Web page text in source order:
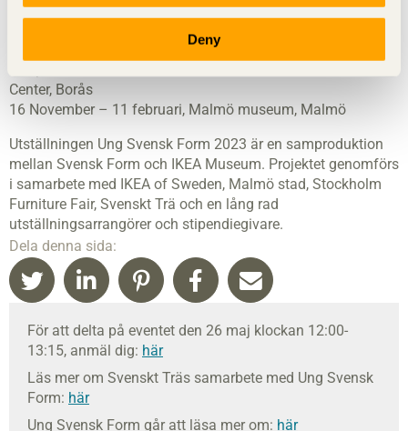
Deny
7 – 11 februari, Stockholm Furniture Fair / Greenhouse
2 mars – 16 april, IKEA Museum, Älmhult
26 maj – 4 juni, Sara kulturhus, Skellefteå
Center, Borås
16 November – 11 februari, Malmö museum, Malmö
Utställningen Ung Svensk Form 2023 är en samproduktion
mellan Svensk Form och IKEA Museum. Projektet genomförs
i samarbete med IKEA of Sweden, Malmö stad, Stockholm
Furniture Fair, Svenskt Trä och en lång rad
utställningsarrangörer och stipendiegivare.
Dela denna sida:
För att delta på eventet den 26 maj klockan 12:00-
13:15, anmäl dig: här
Läs mer om Svenskt Träs samarbete med Ung Svensk
Form: här
Ung Svensk Form går att läsa mer om: här